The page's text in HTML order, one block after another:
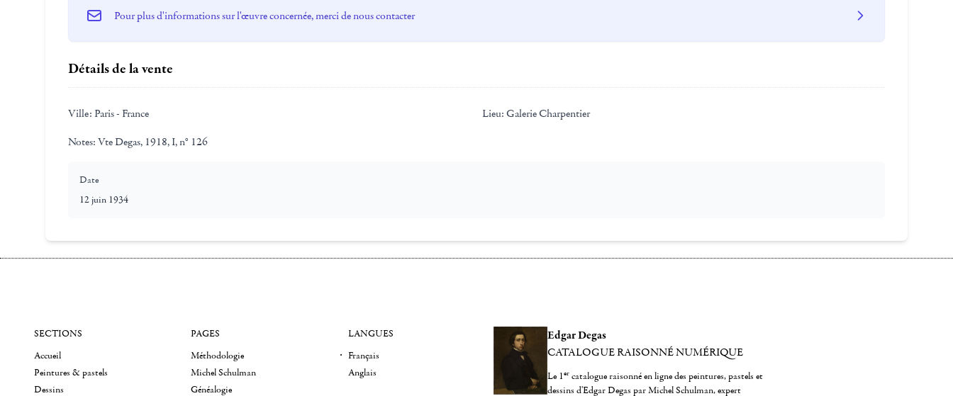
Pour plus d'informations sur l'œuvre concernée, merci de nous contacter
Détails de la vente
Ville: Paris - France Lieu: Galerie Charpentier
Notes: Vte Degas, 1918, I, n° 126
Date
12 juin 1934
Edgar Degas
CATALOGUE RAISONNÉ NUMÉRIQUE
Le 1er catalogue raisonné en ligne des peintures, pastels et
dessins d'Edgar Degas par Michel Schulman, expert
SECTIONS
Accueil
Peintures & pastels
Dessins
PAGES
Méthodologie
Michel Schulman
Généalogie
LANGUES
Français
Anglais